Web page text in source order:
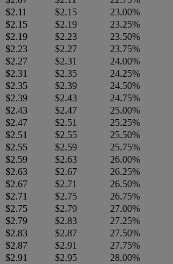
$2.11
$2.15
23.00%
$2.15
$2.19
23.25%
$2.19
$2.23
23.50%
$2.23
$2.27
23.75%
$2.27
$2.31
24.00%
$2.31
$2.35
24.25%
$2.35
$2.39
24.50%
$2.39
$2.43
24.75%
$2.43
$2.47
25.00%
$2.47
$2.51
25.25%
$2.51
$2.55
25.50%
$2.55
$2.59
25.75%
$2.59
$2.63
26.00%
$2.63
$2.67
26.25%
$2.67
$2.71
26.50%
$2.71
$2.75
26.75%
$2.75
$2.79
27.00%
$2.79
$2.83
27.25%
$2.83
$2.87
27.50%
$2.87
$2.91
27.75%
$2.91
$2.95
28.00%